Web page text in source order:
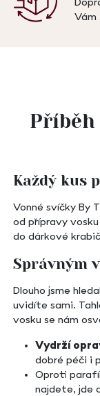
Vám
Příběh
Každý kus
Vonné svíčky By
od přípravy
do dárkové
Správným
Dlouho jsme
uvidíte sami.
vosku se nám
Vydrží
dobré péči i
Oproti
najdete, jde